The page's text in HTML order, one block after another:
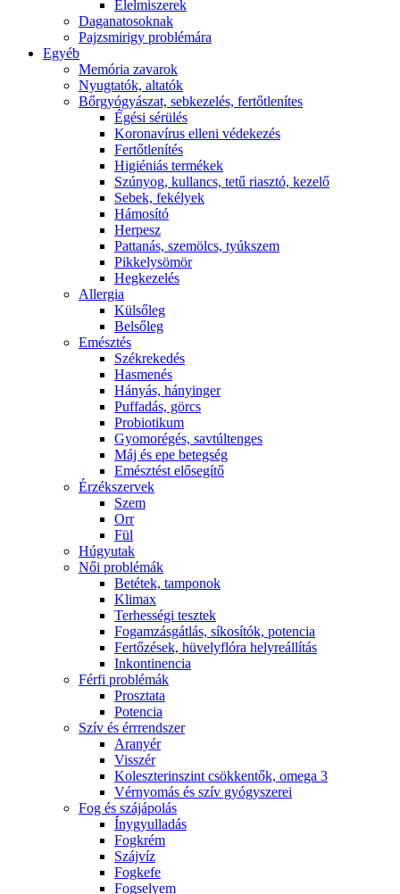
É́lelmiszerek
Daganatosoknak
Pajzsmirigy problémára
Egyéb
Memória zavarok
Nyugtatók, altatók
Bőrgyógyászat, sebkezelés, fertőtlenítes
É́gési sérülés
Koronavírus elleni védekezés
Fertőtlenítés
Higiéniás termékek
Szúnyog, kullancs, tetű riasztó, kezelő
Sebek, fekélyek
Hámosító
Herpesz
Pattanás, szemölcs, tyúkszem
Pikkelysömör
Hegkezelés
Allergia
Külsőleg
Belsőleg
Emésztés
Székrekedés
Hasmenés
Hányás, hányinger
Puffadás, görcs
Probiotikum
Gyomorégés, savtúltenges
Máj és epe betegség
Emésztést elősegítő
Érzékszervek
Szem
Orr
Fül
Húgyutak
Női problémák
Betétek, tamponok
Klimax
Terhességi tesztek
Fogamzásgátlás, síkosítók, potencia
Fertőzések, hüvelyflóra helyreállítás
Inkontinencia
Férfi problémák
Prosztata
Potencia
Szív és érrrendszer
Aranyér
Visszér
Koleszterinszint csökkentők, omega 3
Vérnyomás és szív gyógyszerei
Fog és szájápolás
Í́nygyulladás
Fogkrém
Szájvíz
Fogkefe
Fogselyem